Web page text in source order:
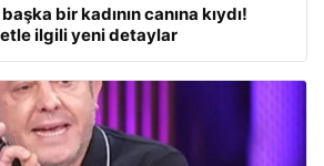
bir kadının canına kıydı!
ilgili yeni detaylar